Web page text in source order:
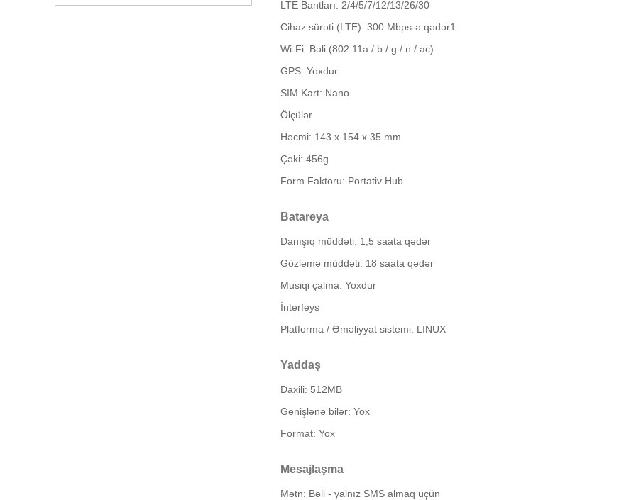
LTE Bantları: 2/4/5/7/12/13/26/30
Cihaz sürəti (LTE): 300 Mbps-ə qədər1
Wi-Fi: Bəli (802.11a / b / g / n / ac)
GPS: Yoxdur
SIM Kart: Nano
Ölçülər
Həcmi: 143 x 154 x 35 mm
Çəki: 456g
Form Faktoru: Portativ Hub
Batareya
Danışıq müddəti: 1,5 saata qədər
Gözləmə müddəti: 18 saata qədər
Musiqi çalma: Yoxdur
İnterfeys
Platforma / Əməliyyat sistemi: LINUX
Yaddaş
Daxili: 512MB
Genişlənə bilər: Yox
Format: Yox
Mesajlaşma
Mətn: Bəli - yalnız SMS almaq üçün